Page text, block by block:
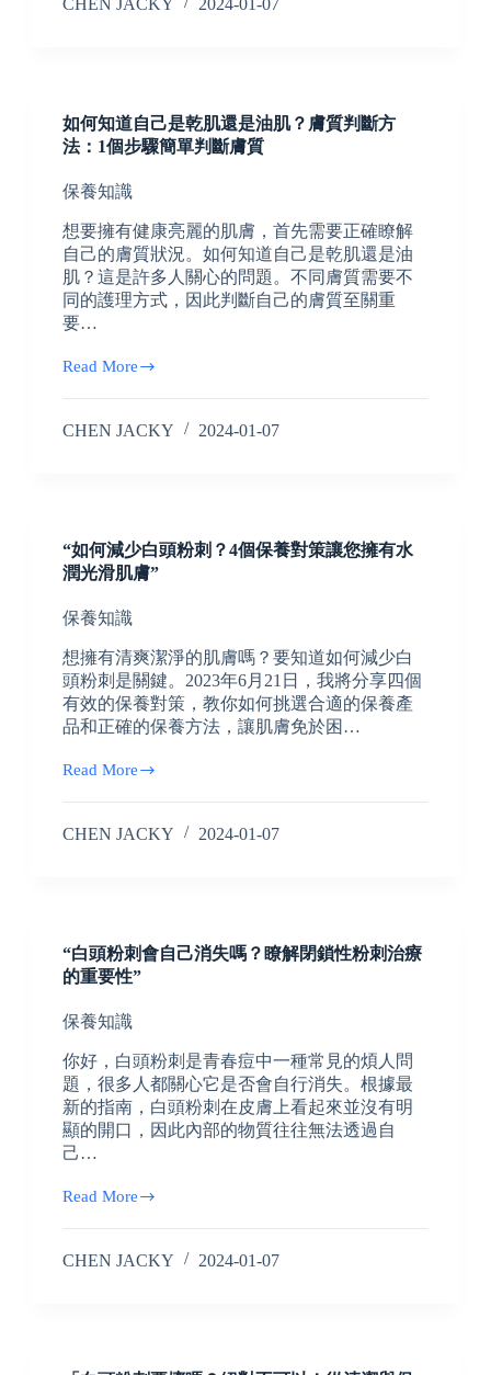
CHEN JACKY 2024-01-07
如何知道自己是乾肌還是油肌？膚質判斷方
法：1個步驟簡單判斷膚質
保養知識
想要擁有健康亮麗的肌膚，首先需要正確瞭解
自己的膚質狀況。如何知道自己是乾肌還是油
肌？這是許多人關心的問題。不同膚質需要不
同的護理方式，因此判斷自己的膚質至關重
要…
Read More
CHEN JACKY 2024-01-07
“如何減少白頭粉刺？4個保養對策讓您擁有水
潤光滑肌膚”
保養知識
想擁有清爽潔淨的肌膚嗎？要知道如何減少白
頭粉刺是關鍵。2023年6月21日，我將分享四個
有效的保養對策，教你如何挑選合適的保養產
品和正確的保養方法，讓肌膚免於困…
Read More
CHEN JACKY 2024-01-07
“白頭粉刺會自己消失嗎？瞭解閉鎖性粉刺治療
的重要性”
保養知識
你好，白頭粉刺是青春痘中一種常見的煩人問
題，很多人都關心它是否會自行消失。根據最
新的指南，白頭粉刺在皮膚上看起來並沒有明
顯的開口，因此內部的物質往往無法透過自
己…
Read More
CHEN JACKY 2024-01-07